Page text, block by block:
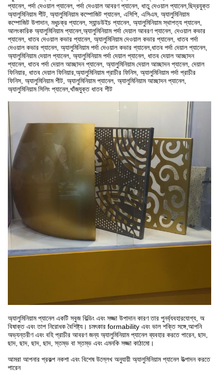
প্যানেল, পর্দা দেওয়াল প্যানেল, পর্দা দেওয়াল আবরণ প্যানেল, ধাতু দেওয়াল প্যানেল, ছিদ্রযুক্ত
অ্যালুমিনিয়াম শীট, অ্যালুমিনিয়াম কম্পোজিট প্যানেল, এসিপি, এসিএম, অ্যালুমিনিয়াম
কম্পোজিট উপাদান, মধুচক্র প্যানেল, স্যান্ডউইচ প্যানেল, অ্যালুমিনিয়াম স্থাপত্য প্যানেল,
আলংকারিক অ্যালুমিনিয়াম প্যানেল,অ্যালুমিনিয়াম পর্দা দেয়াল আবরণ প্যানেল, দেওয়াল কভার
প্যানেল, ধাতব দেওয়াল কভার প্যানেল, অ্যালুমিনিয়াম দেওয়াল কভার প্যানেল, ধাতব পর্দা
দেওয়াল কভার প্যানেল, অ্যালুমিনিয়াম পর্দা দেওয়াল কভার প্যানেল, ধাতব পর্দা দেয়াল প্যানেল,
অ্যালুমিনিয়াম দেয়াল প্যানেল, অ্যালুমিনিয়াম পর্দা দেয়াল প্যানেল, ধাতব দেয়াল আচ্ছাদন
প্যানেল, ধাতব পর্দা দেয়াল আচ্ছাদন প্যানেল, অ্যালুমিনিয়াম দেয়াল আচ্ছাদন প্যানেল, দেয়াল
ফিনিয়ার, ধাতব দেয়াল ফিনিয়ার,অ্যালুমিনিয়াম প্রাচীর ফিনিস, অ্যালুমিনিয়াম পর্দা প্রাচীর
ফিনিস, অ্যালুমিনিয়াম শীট, অ্যালুমিনিয়াম প্যানেল, অ্যালুমিনিয়াম আচ্ছাদন প্যানেল,
অ্যালুমিনিয়াম সিলিং প্যানেল, খাঁজযুক্ত ধাতব শীট
অ্যালুমিনিয়াম প্যানেল একটি সবুজ বিল্ডিং এবং সজ্জা উপাদান কারণ তার পুনর্ব্যবহারযোগ্য, অ
বিষাক্ত এবং তাপ নিরোধক বৈশিষ্ট্য। চমৎকার formability এবং ভাল শক্তি সঙ্গে,আপনি
অভ্যন্তরীণ এবং বহি প্রাচীর আবরণ জন্য অ্যালুমিনিয়াম প্যানেল ব্যবহার করতে পারেন, ছাদ,
ছাদ, ছাদ, ছাদ, ছাদ, স্তম্ভ বা স্তম্ভ এবং এমনকি সজ্জা কাঠামো।
আমরা আপনার প্রকল্প নকশা এবং বিশেষ উল্লেখ অনুযায়ী অ্যালুমিনিয়াম প্যানেল উত্পাদন করতে
পারেন